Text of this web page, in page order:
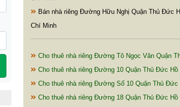
Bán nhà riêng Đường Hữu Nghị Quận Thủ Đức
Chí Minh
Cho thuê nhà riêng Đường Tô Ngọc Vân Quận
Cho thuê nhà riêng Đường 10 Quận Thủ Đức Hồ
Cho thuê nhà riêng Đường Số 10 Quận Thủ Đức
Cho thuê nhà riêng Đường 18 Quận Thủ Đức Hồ